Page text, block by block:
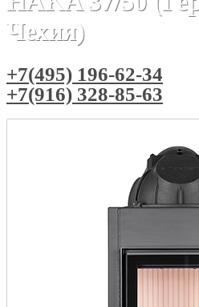
Чехия)
+7(495) 196-62-34
+7(916) 328-85-63